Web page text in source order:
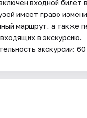
входной билет
имеет право
маршрут, а также
в экскурсию.
экскурсии: 60